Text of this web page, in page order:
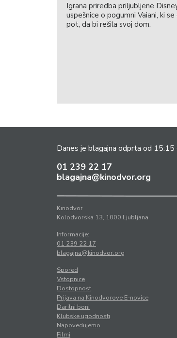
Igrana priredba priljubljene
uspešnice o pogumni Vaiani, ki
pot, da bi rešila svoj dom.
Danes je blagajna odprta od
01 239 22 17
blagajna@kinodvor.org
Kinodvor
Kolodvorska 13, 1000 Ljubljana
Informacije:
01 239 22 17
blagajna@kinodvor.org
Spored
Vstopnice
Dostopnost
Prijava na Kinodvorove E-novice
Darilni boni
Klubske ugodnosti
Napovedujemo
Filmi